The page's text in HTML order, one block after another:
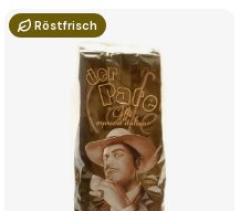
Röstfrisch